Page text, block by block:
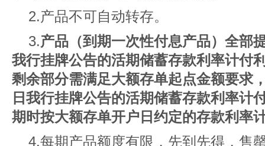
2.产品不可自动转存。
3.产品（到期一次性付息产品）全部
我行挂牌公告的活期储蓄存款利率计付
剩余部分需满足大额存单起点金额要求
日我行挂牌公告的活期储蓄存款利率计
期时按大额存单开户日约定的存款利率
4.每期产品额度有限，先到先得，售